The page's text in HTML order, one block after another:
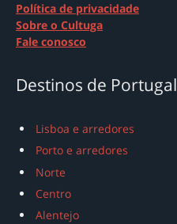
Política de privacidade
Sobre o Cultuga
Fale conosco
Destinos de Portugal
Lisboa e arredores
Porto e arredores
Norte
Centro
Alentejo